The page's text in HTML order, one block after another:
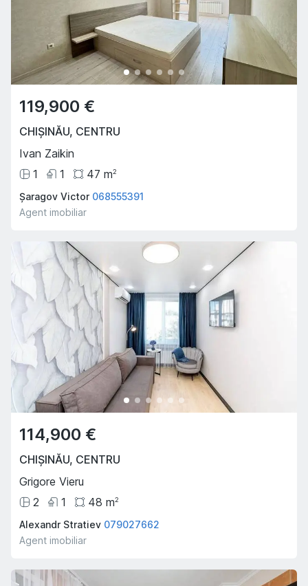
119,900 €
CHIȘINĂU, CENTRU
Ivan Zaikin
1
1 47 m2
Șaragov Victor 068555391
Agent imobiliar
114,900 €
CHIȘINĂU, CENTRU
Grigore Vieru
2
1 48 m2
Alexandr Stratiev 079027662
Agent imobiliar